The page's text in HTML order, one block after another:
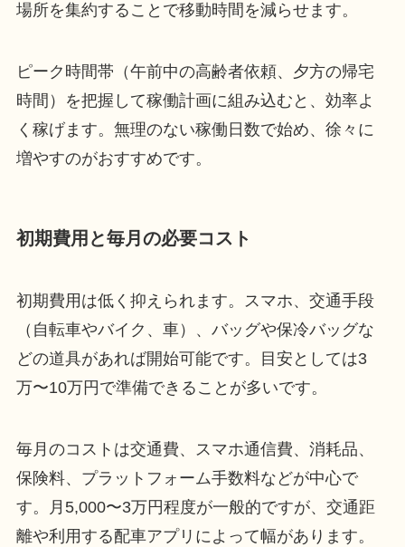
場所を集約することで移動時間を減らせます。
ピーク時間帯（午前中の高齢者依頼、夕方の帰宅
時間）を把握して稼働計画に組み込むと、効率よ
く稼げます。無理のない稼働日数で始め、徐々に
増やすのがおすすめです。
初期費用と毎月の必要コスト
初期費用は低く抑えられます。スマホ、交通手段
（自転車やバイク、車）、バッグや保冷バッグな
どの道具があれば開始可能です。目安としては3
万〜10万円で準備できることが多いです。
毎月のコストは交通費、スマホ通信費、消耗品、
保険料、プラットフォーム手数料などが中心で
す。月5,000〜3万円程度が一般的ですが、交通距
離や利用する配車アプリによって幅があります。